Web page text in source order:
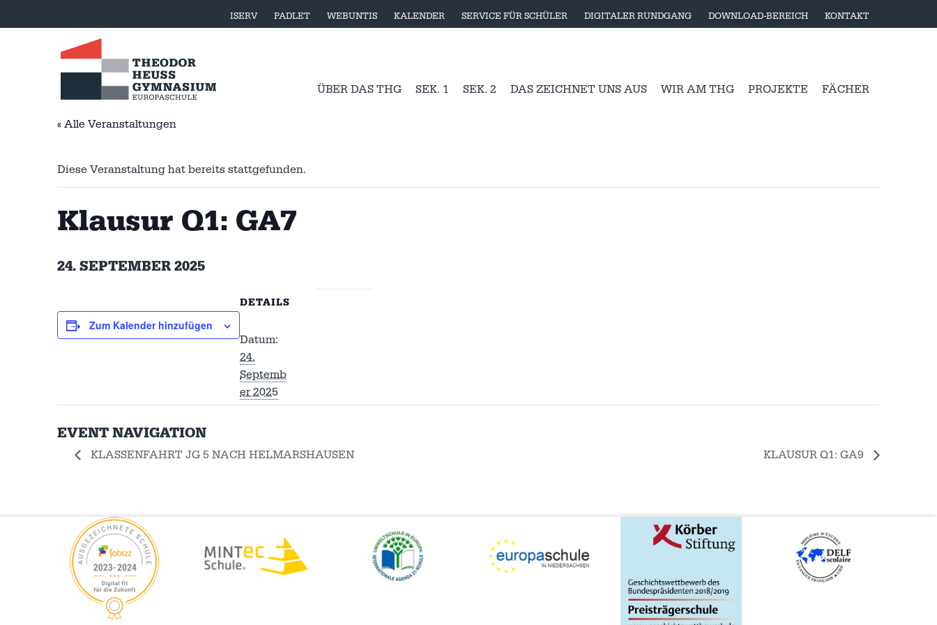
ISERV PADLET WEBUNTIS KALENDER SERVICE FÜR SCHÜLER DIGITALER RUNDGANG DOWNLOAD-BEREICH KONTAKT
ÜBER DAS THG SEK. 1 SEK. 2 DAS ZEICHNET UNS AUS WIR AM THG PROJEKTE FÄCHER
« Alle Veranstaltungen
Diese Veranstaltung hat bereits stattgefunden.
Klausur Q1: GA7
24. SEPTEMBER 2025
Zum Kalender hinzufügen
DETAILS
Datum:
24.
Septemb
er 2025
EVENT NAVIGATION
KLASSENFAHRT JG 5 NACH HELMARSHAUSEN KLAUSUR Q1: GA9